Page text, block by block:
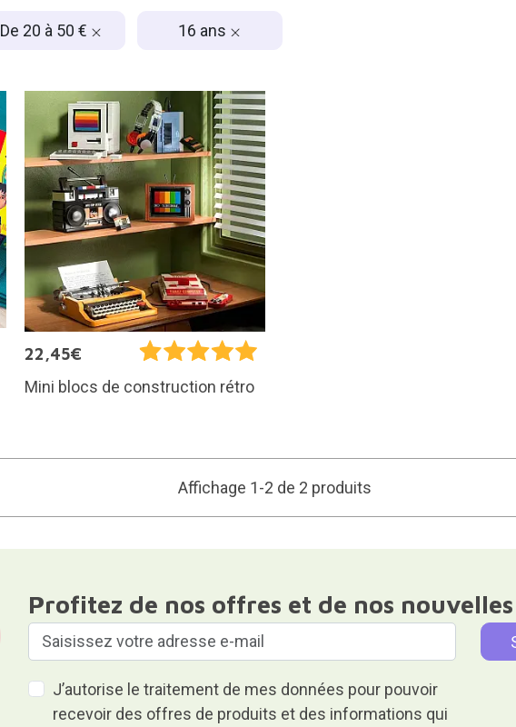
De 20 à 50 € 16 ans
22,45€
Mini blocs de construction rétro
Affichage 1-2 de 2 produits
Profitez de nos offres et de nos nouvelles
J’autorise le traitement de mes données pour pouvoir
recevoir des offres de produits et des informations qui